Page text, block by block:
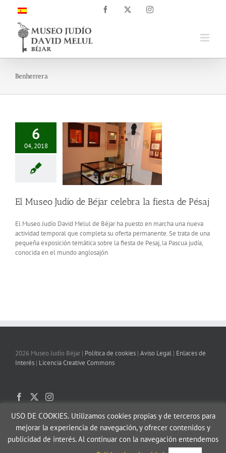
contenido
Facebook Instagram
Benherrera
6
04, 2018
El Museo Judío de Béjar celebra la fiesta de Pésaj
El Museo Judío David Melul de Béjar ha puesto en marcha una nueva
actividad temporal que completa su oferta permanente. Se trata de una
pequeña exposición temática sobre la fiesta de Pesaj, la Pascua judía,
conocida en el mundo anglosajón
2026 Museo Judío Béjar | Política de cookies | Aviso Legal | Enlaces de
Interés | Licencia Creative Commons
USO DE COOKIES.Utilizamos cookies propias y de terceros para
mejorar la experiencia de navegación, y ofrecer contenidos y
publicidad de interés. Al continuar con la navegación entendemos